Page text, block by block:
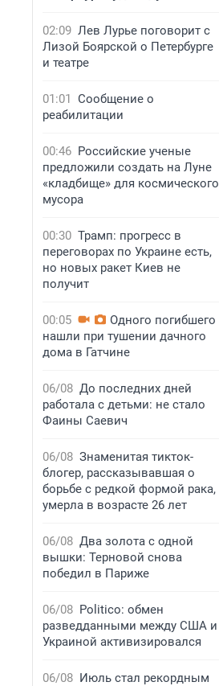
02:09 Лев Лурье поговорит с
Лизой Боярской о Петербурге
и театре
01:01 Сообщение о
реабилитации
00:46 Российские ученые
предложили создать на Луне
«кладбище» для космического
мусора
00:30 Трамп: прогресс в
переговорах по Украине есть,
но новых ракет Киев не
получит
00:05
Одного погибшего
нашли при тушении дачного
дома в Гатчине
06/08 До последних дней
работала с детьми: не стало
Фаины Саевич
06/08 Знаменитая тикток-
блогер, рассказывавшая о
борьбе с редкой формой рака,
умерла в возрасте 26 лет
06/08 Два золота с одной
вышки: Терновой снова
победил в Париже
06/08 Politico: обмен
разведданными между США и
Украиной активизировался
06/08 Июль стал рекордным